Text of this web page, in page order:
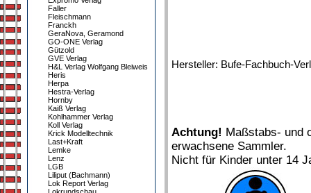
Faller
Fleischmann
Franckh
GeraNova, Geramond
GO-ONE Verlag
Gützold
GVE Verlag
H&L Verlag Wolfgang Bleiweis
Heris
Herpa
Hestra-Verlag
Hornby
Kaiß Verlag
Kohlhammer Verlag
Koll Verlag
Krick Modelltechnik
Last+Kraft
Lemke
Lenz
LGB
Liliput (Bachmann)
Lok Report Verlag
Hersteller: Bufe-Fachbuch-
Achtung! Maßstabs- und
erwachsene Sammler.
Nicht für Kinder unter 14